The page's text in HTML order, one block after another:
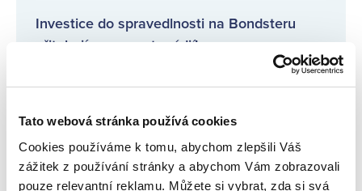
Tato webová stránka používá cookies
Cookies používáme k tomu, abychom zlepšili Váš
zážitek z používání stránky a abychom Vám zobrazovali
pouze relevantní reklamu. Můžete si vybrat, zda si svá
Investice do spravedlnosti na Bondsteru
přitahují pozornost médií!
Pravidelné informace o poskytovatelích
úvěrů
Co je inflace, jaké jsou druhy a jaká bude
meziroční inflace?